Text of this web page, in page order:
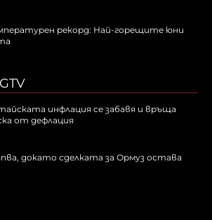
рекорд: Най-горещите юни
инфлация се забавя и връща
от дефлация
докато сделката за Ормуз остава